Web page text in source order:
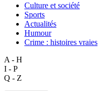
Culture et société
Sports
Actualités
Humour
Crime : histoires vraies
A - H
I - P
Q - Z